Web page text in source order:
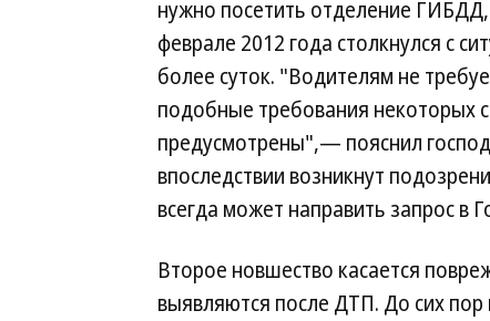
нужно посетить отделение
феврале 2012 года столкнулся с
более суток. "Водителям не
подобные требования некоторых
предусмотрены",— пояснил
впоследствии возникнут
всегда может направить запрос в
Второе новшество касается
выявляются после ДТП. До сих